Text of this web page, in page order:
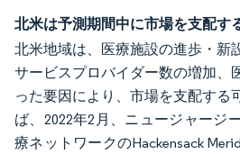
北米は予測期間中に市場を支配す
北米地域は、医療施設の進歩・新
サービスプロバイダー数の増加、
った要因により、市場を支配する
ば、2022年2月、ニュージャージ
療ネットワークのHackensack